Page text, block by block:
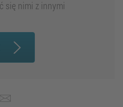
się nimi z innymi